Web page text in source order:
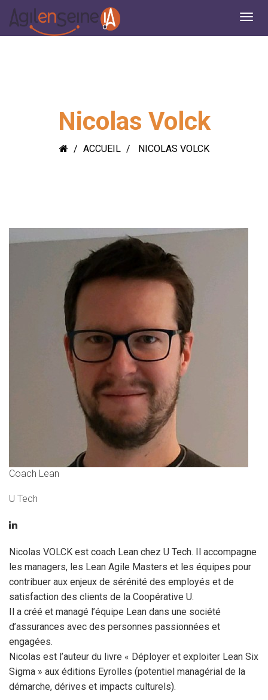
Nicolas Volck
ACCUEIL NICOLAS VOLCK
Coach Lean
U Tech
Nicolas VOLCK est coach Lean chez U Tech. Il accompagne
les managers, les Lean Agile Masters et les équipes pour
contribuer aux enjeux de sérénité des employés et de
satisfaction des clients de la Coopérative U.
Il a créé et managé l’équipe Lean dans une société
d’assurances avec des personnes passionnées et
engagées.
Nicolas est l’auteur du livre « Déployer et exploiter Lean Six
Sigma » aux éditions Eyrolles (potentiel managérial de la
démarche, dérives et impacts culturels).